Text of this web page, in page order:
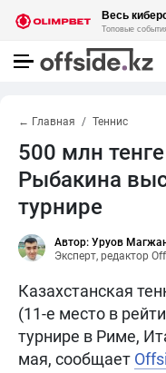
← Главная Теннис
500 млн
Рыбакина
турнире
Автор: Уруов
Эксперт, редактор
Казахстанская
(11-е место в
турнире в Риме,
мая, сообщает